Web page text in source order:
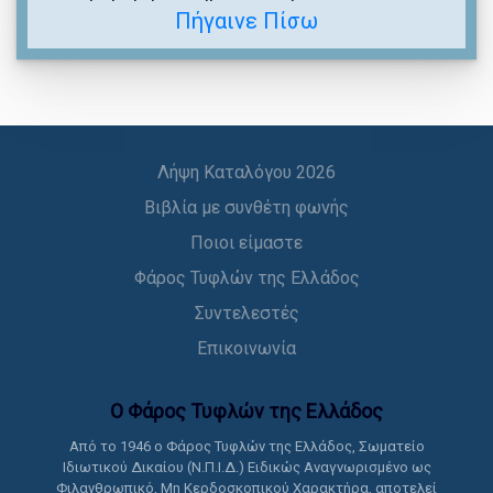
Πήγαινε Πίσω
Λήψη Καταλόγου 2026
Βιβλία με συνθέτη φωνής
Ποιοι είμαστε
Φάρος Τυφλών της Ελλάδος
Συντελεστές
Επικοινωνία
Ο Φάρος Τυφλών της Ελλάδoς
Από το 1946 ο Φάρος Τυφλών της Ελλάδος, Σωματείο
Ιδιωτικού Δικαίου (Ν.Π.Ι.Δ.) Ειδικώς Αναγνωρισμένο ως
Φιλανθρωπικό, Μη Κερδοσκοπικού Χαρακτήρα, αποτελεί